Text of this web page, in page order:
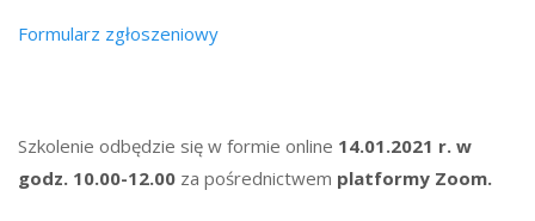
Formularz zgłoszeniowy
Szkolenie odbędzie się w formie online 14.01.2021 r. w
godz. 10.00-12.00 za pośrednictwem platformy Zoom.